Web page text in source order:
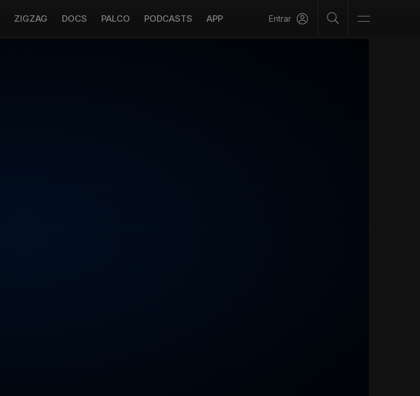
ZIGZAG DOCS PALCO PODCASTS APP Entrar